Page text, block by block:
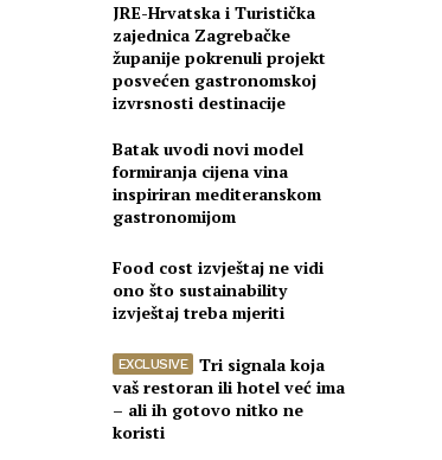
JRE-Hrvatska i Turistička
zajednica Zagrebačke
županije pokrenuli projekt
posvećen gastronomskoj
izvrsnosti destinacije
Batak uvodi novi model
formiranja cijena vina
inspiriran mediteranskom
gastronomijom
Food cost izvještaj ne vidi
ono što sustainability
izvještaj treba mjeriti
Tri signala koja
vaš restoran ili hotel već ima
– ali ih gotovo nitko ne
koristi